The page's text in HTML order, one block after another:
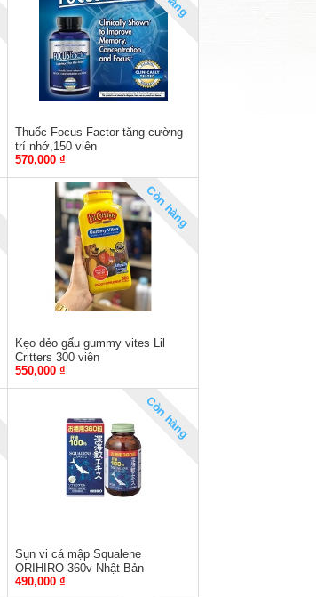
Thuốc Focus Factor tăng cường
trí nhớ,150 viên
570,000 ₫
Còn hàng
Kẹo dẻo gấu gummy vites Lil
Critters 300 viên
550,000 ₫
Còn hàng
Sụn vi cá mập Squalene
ORIHIRO 360v Nhật Bản
490,000 ₫